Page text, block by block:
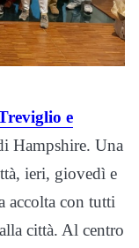
e
Hampshire. Una
ieri, giovedì e
accolta con tutti
città. Al centro